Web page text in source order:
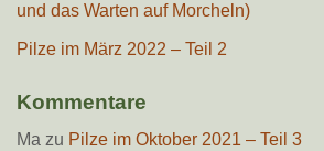
und das Warten auf Morcheln)
Pilze im März 2022 – Teil 2
Kommentare
Ma zu Pilze im Oktober 2021 – Teil 3